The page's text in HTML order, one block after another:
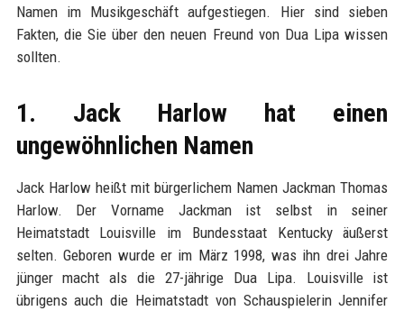
Namen im Musikgeschäft aufgestiegen. Hier sind sieben
Fakten, die Sie über den neuen Freund von Dua Lipa wissen
sollten.
1. Jack Harlow hat einen
ungewöhnlichen Namen
Jack Harlow heißt mit bürgerlichem Namen Jackman Thomas
Harlow. Der Vorname Jackman ist selbst in seiner
Heimatstadt Louisville im Bundesstaat Kentucky äußerst
selten. Geboren wurde er im März 1998, was ihn drei Jahre
jünger macht als die 27-jährige Dua Lipa. Louisville ist
übrigens auch die Heimatstadt von Schauspielerin Jennifer